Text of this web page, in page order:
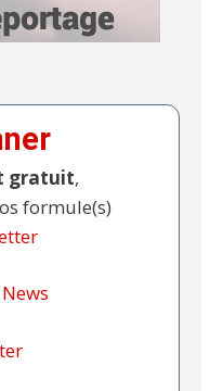
gratuit,
formule(s)